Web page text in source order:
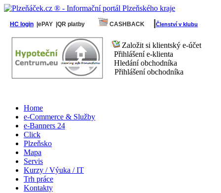
HC login |ePAY |QR platby CASHBACK Členství v klubu
Založit si klientský e-účet
Přihlášení e-klienta
Hledání obchodníka
Přihlášení obchodníka
Home
e-Commerce & Služby
e-Banners 24
Click
Plzeňsko
Mapa
Servis
Kurzy / Výuka / IT
Trh práce
Kontakty